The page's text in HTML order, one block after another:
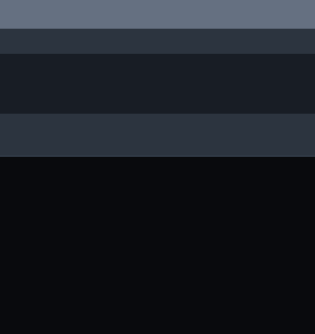
Festspiele auf der